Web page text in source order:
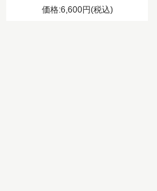
価格:6,600円(税込)